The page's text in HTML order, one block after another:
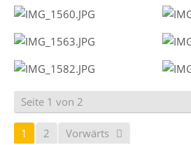
Seite 1 von 2
1 2 Vorwärts